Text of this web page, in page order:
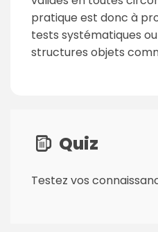
pratique est donc à
tests systématiques
structures objets
Quiz
Testez vos